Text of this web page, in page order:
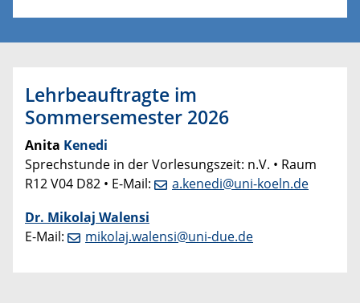
Lehrbeauftragte im
Sommersemester 2026
Anita Kenedi
Sprechstunde in der Vorlesungszeit: n.V. • Raum
R12 V04 D82 • E-Mail:
a.kenedi@uni-koeln.de
Dr. Mikolaj Walensi
E-Mail:
mikolaj.walensi@uni-due.de